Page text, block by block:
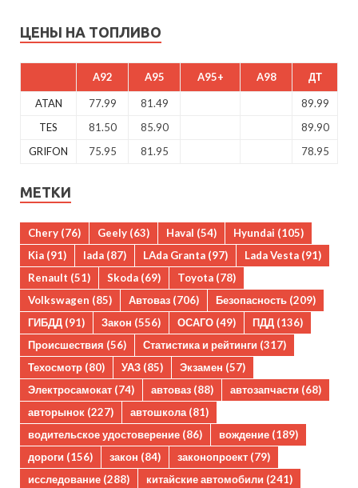
ЦЕНЫ НА ТОПЛИВО
A92 A95 A95+ A98 ДТ
ATAN 77.99 81.49
89.99
TES
81.50 85.90
89.90
GRIFON
75.95 81.95 78.95
МЕТКИ
Chery (76) Geely (63) Haval (54) Hyundai (105)
Kia (91) lada (87) LAda Granta (97) Lada Vesta (91)
Renault (51) Skoda (69) Toyota (78)
Volkswagen (85) Автоваз (706) Безопасность (209)
ГИБДД (91) Закон (556) ОСАГО (49) ПДД (136)
Происшествия (56) Статистика и рейтинги (317)
Техосмотр (80) УАЗ (85) Экзамен (57)
Электросамокат (74) автоваз (88) автозапчасти (68)
авторынок (227) автошкола(81)
водительское удостоверение (86) вождение (189)
дороги (156) закон (84) законопроект (79)
исследование (288) китайские автомобили (241)